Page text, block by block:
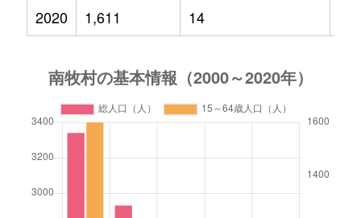
2020
1,611 14